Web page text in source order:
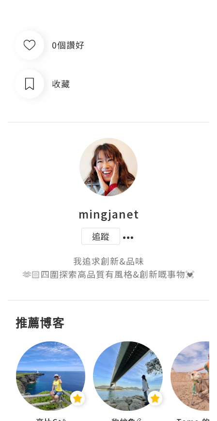
0個讚好
收藏
mingjanet
追蹤
我追求創新&品味
🫶🏻四圍探索高品質有風格&創新嘅事物💓
推薦博客